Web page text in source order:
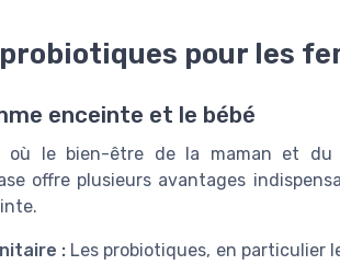
pour les
enceinte et le bébé
où le bien-être de la maman et
offre plusieurs avantages
:Les probiotiques, en particulier